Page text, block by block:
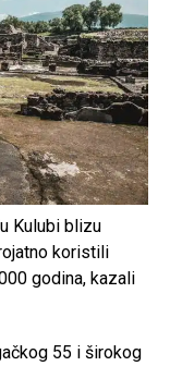
Kulubi blizu
koristili
godina, kazali
55 i širokog